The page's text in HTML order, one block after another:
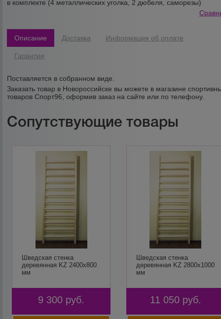
в комплекте (4 металлических уголка, 2 дюбеля, саморезы)
Описание Доставка Информация об оплате
Гарантии
Поставляется в собранном виде.
Заказать товар в Новороссийске вы можете в магазине
товаров Спорт96, оформив заказ на сайте или по телефону.
Сопутствующие товары
Шведская стенка
деревянная KZ 2400х800
мм
9 300 руб.
Шведская стенка
деревянная KZ 2800х1000
мм
11 050 руб.